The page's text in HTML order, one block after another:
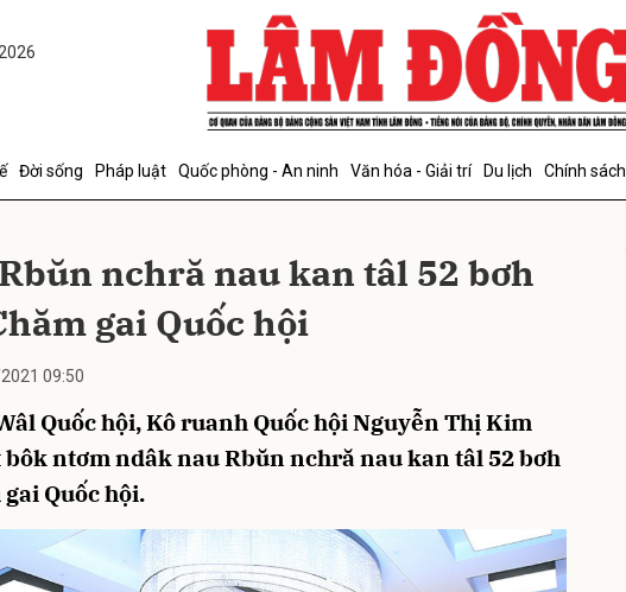
Đời sống Pháp luật Quốc phòng - An ninh Văn hóa - Giải trí Du lịch Chính sách
nchră nau kan tâl 52 bơh
gai Quốc hội
09:50
Quốc hội, Kô ruanh Quốc hội Nguyễn Thị Kim
ntơm ndâk nau Rbŭn nchră nau kan tâl 52 bơh
Quốc hội.
Gửi bình luận